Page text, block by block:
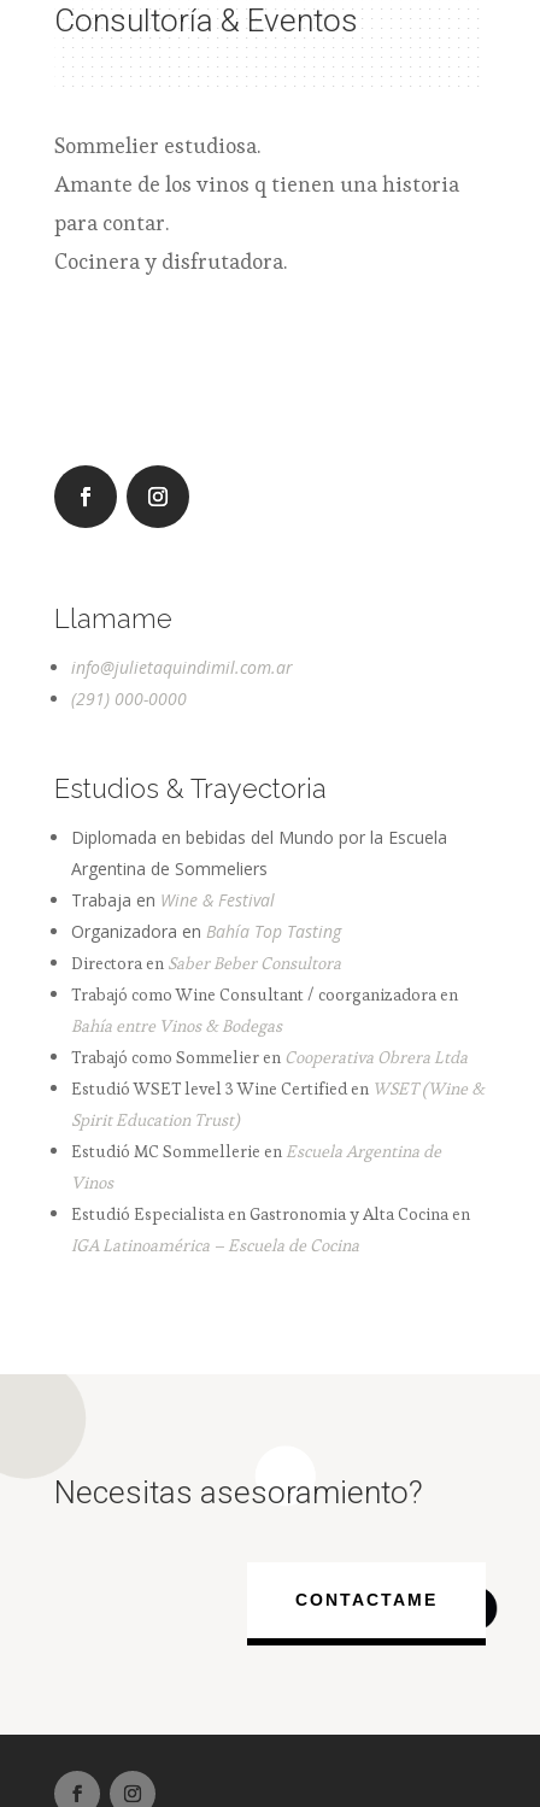
Consultoría & Eventos
Sommelier estudiosa.
Amante de los vinos q tienen una historia
para contar.
Cocinera y disfrutadora.
Llamame
info@julietaquindimil.com.ar
(291) 000-0000
Estudios & Trayectoria
Diplomada en bebidas del Mundo por la Escuela
Argentina de Sommeliers
Trabaja en Wine & Festival
Organizadora en Bahía Top Tasting
Directora en Saber Beber Consultora
Trabajó como Wine Consultant / coorganizadora en
Bahía entre Vinos & Bodegas
Trabajó como Sommelier en Cooperativa Obrera Ltda
Estudió WSET level 3 Wine Certified en WSET (Wine &
Spirit Education Trust)
Estudió MC Sommellerie en Escuela Argentina de
Vinos
Estudió Especialista en Gastronomia y Alta Cocina en
IGA Latinoamérica – Escuela de Cocina
Necesitas asesoramiento?
CONTACTAME